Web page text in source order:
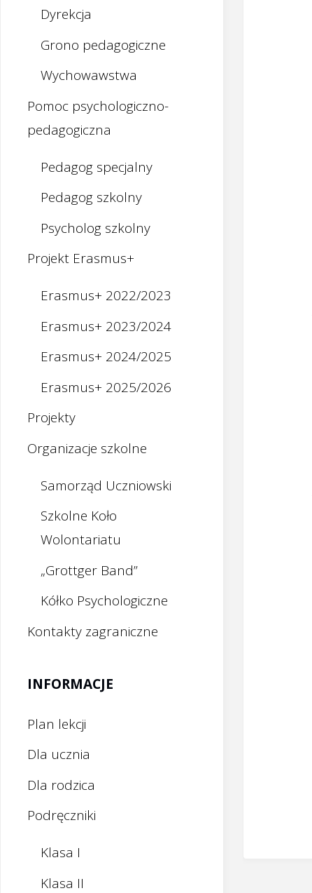
Dyrekcja
Grono pedagogiczne
Wychowawstwa
Pomoc psychologiczno-
pedagogiczna
Pedagog specjalny
Pedagog szkolny
Psycholog szkolny
Projekt Erasmus+
Erasmus+ 2022/2023
Erasmus+ 2023/2024
Erasmus+ 2024/2025
Erasmus+ 2025/2026
Projekty
Organizacje szkolne
Samorząd Uczniowski
Szkolne Koło
Wolontariatu
„Grottger Band”
Kółko Psychologiczne
Kontakty zagraniczne
INFORMACJE
Plan lekcji
Dla ucznia
Dla rodzica
Podręczniki
Klasa I
Klasa II